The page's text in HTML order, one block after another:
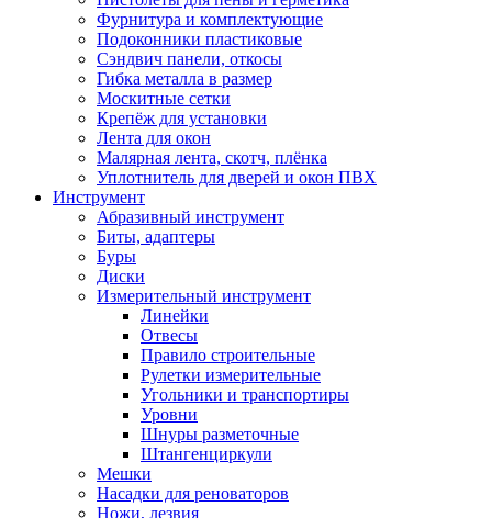
Фурнитура и комплектующие
Подоконники пластиковые
Сэндвич панели, откосы
Гибка металла в размер
Москитные сетки
Крепёж для установки
Лента для окон
Малярная лента, скотч, плёнка
Уплотнитель для дверей и окон ПВХ
Инструмент
Абразивный инструмент
Биты, адаптеры
Буры
Диски
Измерительный инструмент
Линейки
Отвесы
Правило строительные
Рулетки измерительные
Угольники и транспортиры
Уровни
Шнуры разметочные
Штангенциркули
Мешки
Насадки для реноваторов
Ножи, лезвия